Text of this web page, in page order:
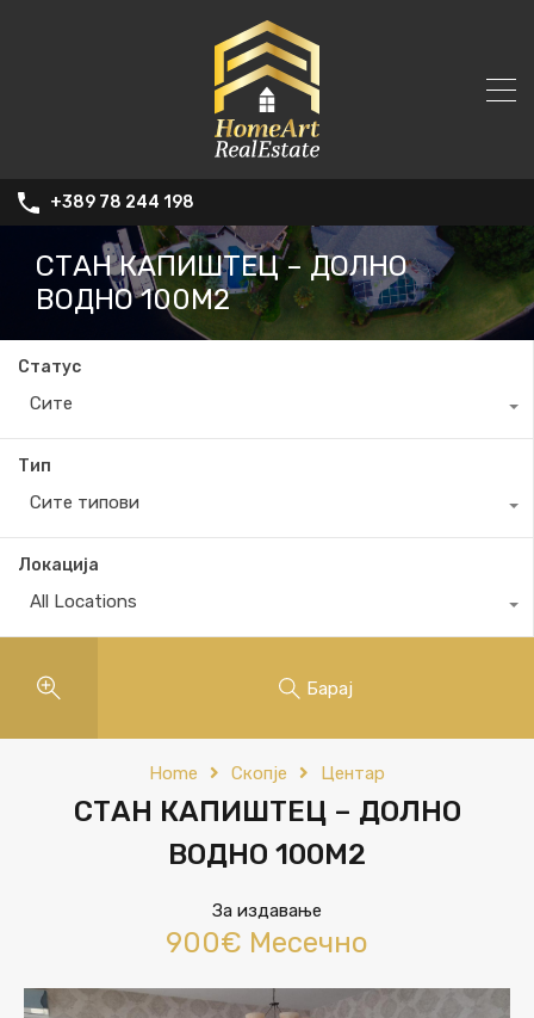
+389 78 244 198
СТАН КАПИШТЕЦ – ДОЛНО
ВОДНО 100М2
Статус
Сите
Тип
Сите типови
Локација
All Locations
Барај
Home Скопје Центар
СТАН КАПИШТЕЦ – ДОЛНО
ВОДНО 100М2
За издавање
900€ Месечно